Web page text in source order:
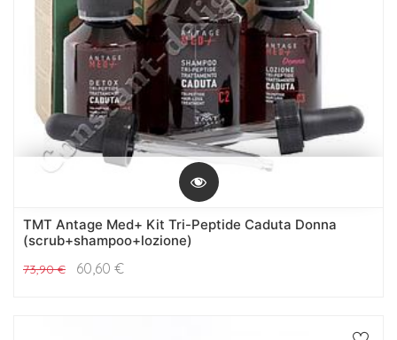
TMT Antage Med+ Kit Tri-Peptide Caduta Donna
(scrub+shampoo+lozione)
73,90€ 60,60 €